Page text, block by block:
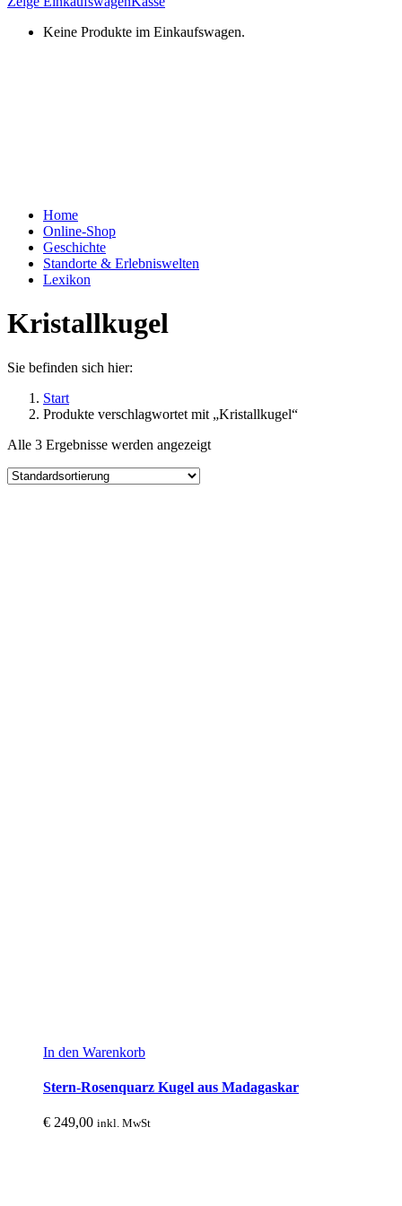
Keine Produkte im Einkaufswagen.
Home
Online-Shop
Geschichte
Standorte & Erlebniswelten
Lexikon
Kristallkugel
Sie befinden sich hier:
Start
Produkte verschlagwortet mit „Kristallkugel“
Alle 3 Ergebnisse werden angezeigt
In den Warenkorb
Stern-Rosenquarz Kugel aus Madagaskar
€ 249,00 inkl. MwSt